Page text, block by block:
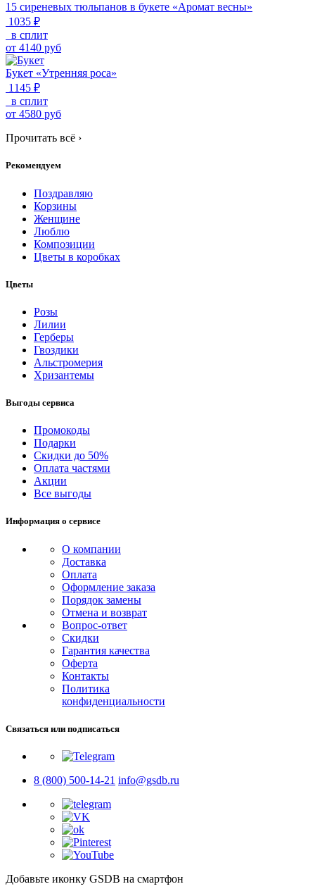
15 сиреневых тюльпанов в букете «Аромат весны»
1035 ₽
в сплит
от 4140 руб
Букет «Утренняя роса»
1145 ₽
в сплит
от 4580 руб
Прочитать всё ›
Рекомендуем
Поздравляю
Корзины
Женщине
Люблю
Композиции
Цветы в коробках
Цветы
Розы
Лилии
Герберы
Гвоздики
Альстромерия
Хризантемы
Выгоды сервиса
Промокоды
Подарки
Скидки до 50%
Оплата частями
Акции
Все выгоды
Информация о сервисе
О компании
Доставка
Оплата
Оформление заказа
Порядок замены
Отмена и возврат
Вопрос-ответ
Скидки
Гарантия качества
Оферта
Контакты
Политика
конфиденциальности
Связаться или подписаться
8 (800) 500-14-21 info@gsdb.ru
Добавьте иконку GSDB на смартфон